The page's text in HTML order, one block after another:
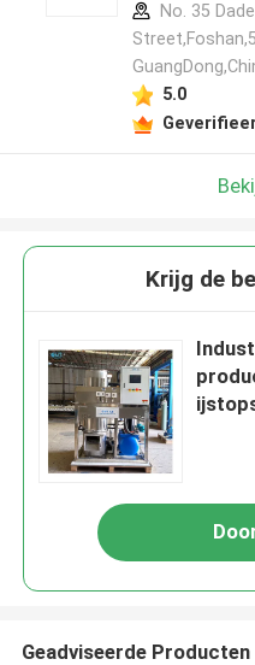
No. 35
5.0
Krijg de
Geadviseerde Producten